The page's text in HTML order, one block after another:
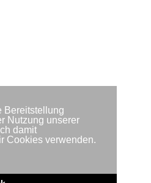
Bereitstellung
Nutzung unserer
damit
Cookies verwenden.